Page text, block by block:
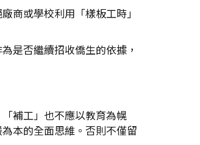
商或學校利用「樣板工時」
是否繼續招收僑生的依據，
補工」也不應以教育為幌
本的全面思維。否則不僅留